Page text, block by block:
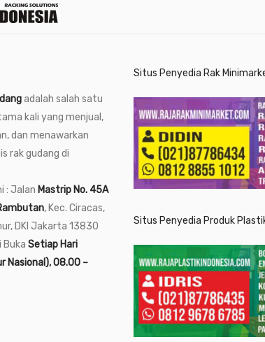
adalah salah satu
kali yang menjual,
dan menawarkan
rak gudang di
: Jalan Mastrip No. 45A
, Kec. Ciracas,
DKI Jakarta 13830
Buka Setiap Hari
Nasional), 08.00 –
Situs Penyedia Rak
Situs Penyedia Produk